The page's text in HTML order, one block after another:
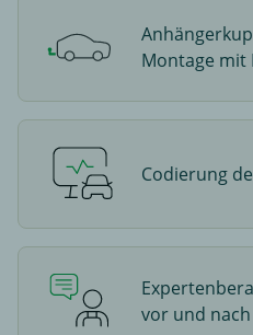
Montage mit
Codierung
vor und